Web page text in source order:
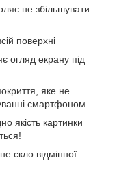
не збільшувати
поверхні
огляд екрану під
яке не
смартфоном.
якість картинки
скло відмінної